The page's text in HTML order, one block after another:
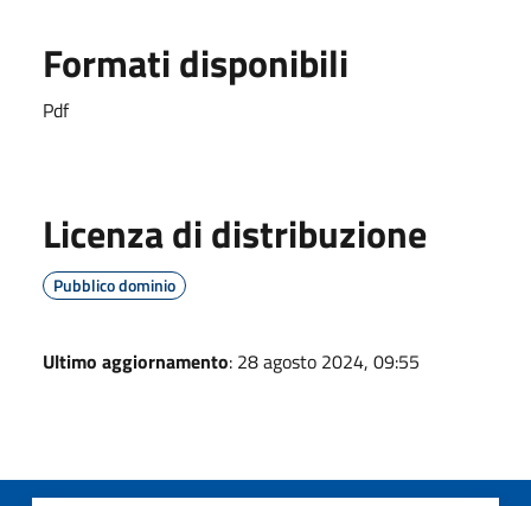
Formati disponibili
Pdf
Licenza di distribuzione
Pubblico dominio
Ultimo aggiornamento: 28 agosto 2024, 09:55